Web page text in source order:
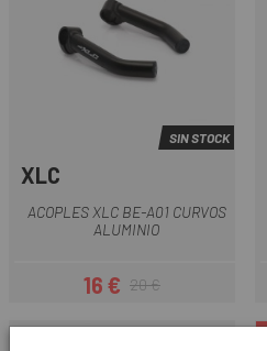
SIN STOCK
XLC
ACOPLES XLC BE-A01 CURVOS
ALUMINIO
Precio
16 € Precio regular
20 €